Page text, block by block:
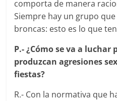
comporta de manera
Siempre hay un grupo
broncas: esto es lo que
P.- ¿Cómo se va a luchar
produzcan agresiones
fiestas?
R.- Con la normativa que